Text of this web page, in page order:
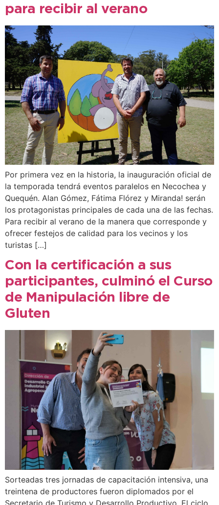
para recibir al verano
Por primera vez en la historia, la inauguración oficial de
la temporada tendrá eventos paralelos en Necochea y
Quequén. Alan Gómez, Fátima Flórez y Miranda! serán
los protagonistas principales de cada una de las fechas.
Para recibir al verano de la manera que corresponde y
ofrecer festejos de calidad para los vecinos y los
turistas […]
Con la certificación a sus
participantes, culminó el Curso
de Manipulación libre de
Gluten
Sorteadas tres jornadas de capacitación intensiva, una
treintena de productores fueron diplomados por el
Secretario de Turismo y Desarrollo Productivo. El ciclo